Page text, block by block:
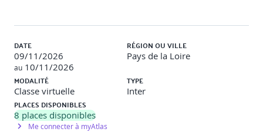
Le manifeste Agile
Méthodologies Scrum et Kanban
Apport des méthodes Agiles sur la démarche DevOps
Objectifs et défis du DevOps
DATE
09/11/2026
au 10/11/2026
RÉGION OU VILLE
Pays de la Loire
MODALITÉ
Classe virtuelle
TYPE
Inter
PLACES DISPONIBLES
8 places disponibles
Me connecter à myAtlas